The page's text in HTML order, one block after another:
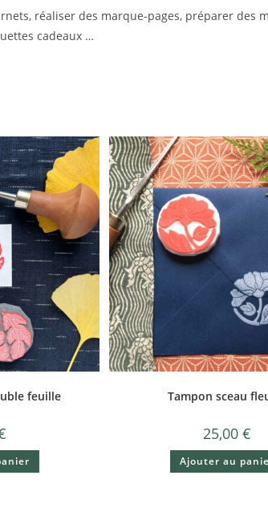
réaliser des marque-pages, préparer des
cadeaux …
feuille Tampon sceau
25,00 €
Ajouter au